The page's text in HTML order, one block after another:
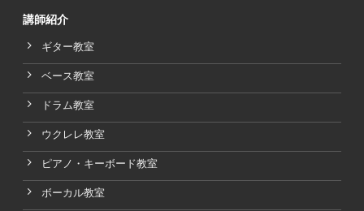
講師紹介
ギター教室
ベース教室
ドラム教室
ウクレレ教室
ピアノ・キーボード教室
ボーカル教室